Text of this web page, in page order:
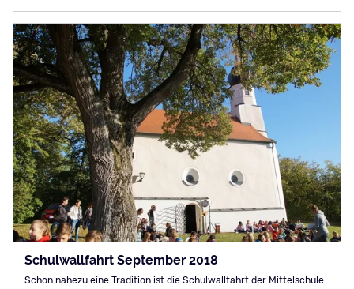
Schulwallfahrt September 2018
Schon nahezu eine Tradition ist die Schulwallfahrt der Mittelschule